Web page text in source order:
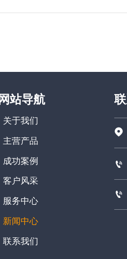
为工程师提供了全面的数据支持，
细介绍三坐标测量机的工作原理、
一重要的测量工具。
网站导航
关于我们
主营产品
成功案例
客户风采
服务中心
新闻中心
联系我们


